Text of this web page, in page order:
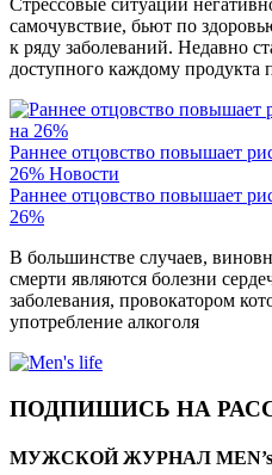
Стрессовые ситуации
самочувствие, бьют по
к ряду заболеваний. Недавно
доступного каждому продукта
Раннее отцовство повышает
26% Новости
Раннее отцовство повышает
26%
В большинстве случаев,
смерти являются болезни
заболевания, провокатором
употребление алкоголя
ПОДПИШИСЬ НА
МУЖСКОЙ ЖУРНАЛ MEN’s